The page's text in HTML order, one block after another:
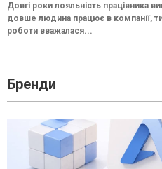
Довгі роки лояльність працівника
довше людина працює в компанії,
роботи вважалася...
Бренди